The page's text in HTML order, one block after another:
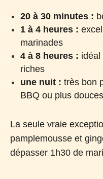
20 à 30 minutes :
1 à 4 heures :
marinades
4 à 8 heures : idéal
riches
une nuit : très bon
BBQ ou plus douces
La seule vraie
pamplemousse et
dépasser 1h30 de